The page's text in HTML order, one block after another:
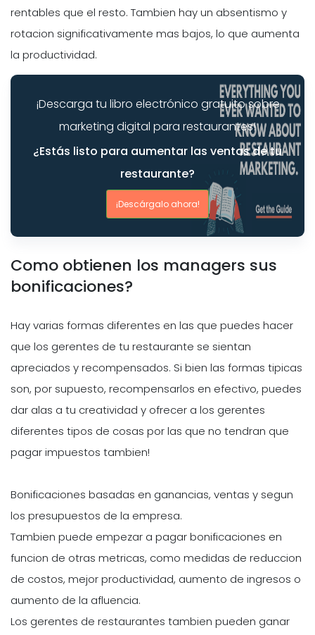
rentables que el resto. Tambien hay un absentismo y
rotacion significativamente mas bajos, lo que aumenta
la productividad.
¡Descarga tu libro electrónico gratuito sobre
marketing digital para restaurantes!
¿Estás listo para aumentar las ventas de tu
restaurante?
¡Descárgalo ahora!
Como obtienen los managers sus
bonificaciones?
Hay varias formas diferentes en las que puedes hacer
que los gerentes de tu restaurante se sientan
apreciados y recompensados. Si bien las formas tipicas
son, por supuesto, recompensarlos en efectivo, puedes
dar alas a tu creatividad y ofrecer a los gerentes
diferentes tipos de cosas por las que no tendran que
pagar impuestos tambien!
Bonificaciones basadas en ganancias, ventas y segun
los presupuestos de la empresa.
Tambien puede empezar a pagar bonificaciones en
funcion de otras metricas, como medidas de reduccion
de costos, mejor productividad, aumento de ingresos o
aumento de la afluencia.
Los gerentes de restaurantes tambien pueden ganar